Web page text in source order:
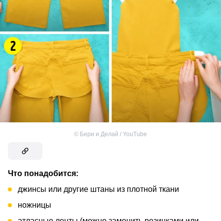
© Бери и Делай / YouTube
Что понадобится:
джинсы или другие штаны из плотной ткани
ножницы